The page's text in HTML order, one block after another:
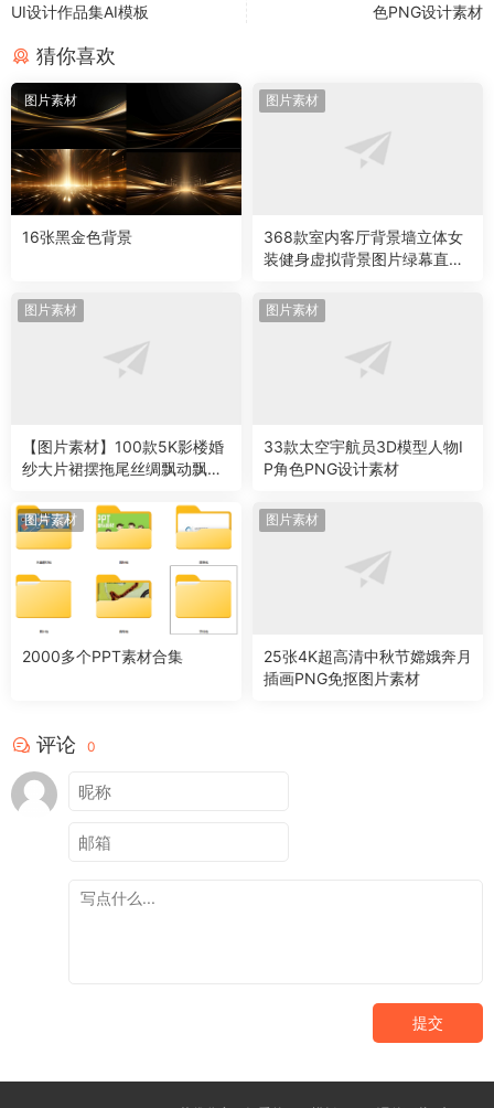
UI设计作品集AI模板
色PNG设计素材
猜你喜欢
图片素材
16张黑金色背景
图片素材
368款室内客厅背景墙立体女
装健身虚拟背景图片绿幕直播
图片素材
【图片素材】100款5K影楼婚
纱大片裙摆拖尾丝绸飘动飘纱
图片素材
33款太空宇航员3D模型人物I
P角色PNG设计素材
图片素材
2000多个PPT素材合集
图片素材
25张4K超高清中秋节嫦娥奔月
插画PNG免抠图片素材
评论 0
提交